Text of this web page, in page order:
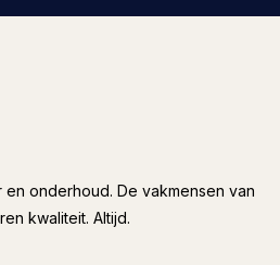
onderhoud. De vakmensen van
kwaliteit. Altijd.